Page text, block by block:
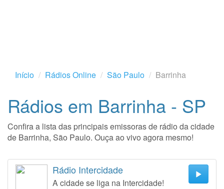
Início Rádios Online São Paulo Barrinha
Rádios em Barrinha - SP
Confira a lista das principais emissoras de rádio da cidade
de Barrinha, São Paulo. Ouça ao vivo agora mesmo!
Rádio Intercidade
A cidade se liga na Intercidade!